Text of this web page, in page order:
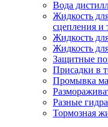
Вода
Жидкость
сцепления и
Жидкость
Жидкость
Защитные
Присадки в
Промывка
Разные
Тормозная